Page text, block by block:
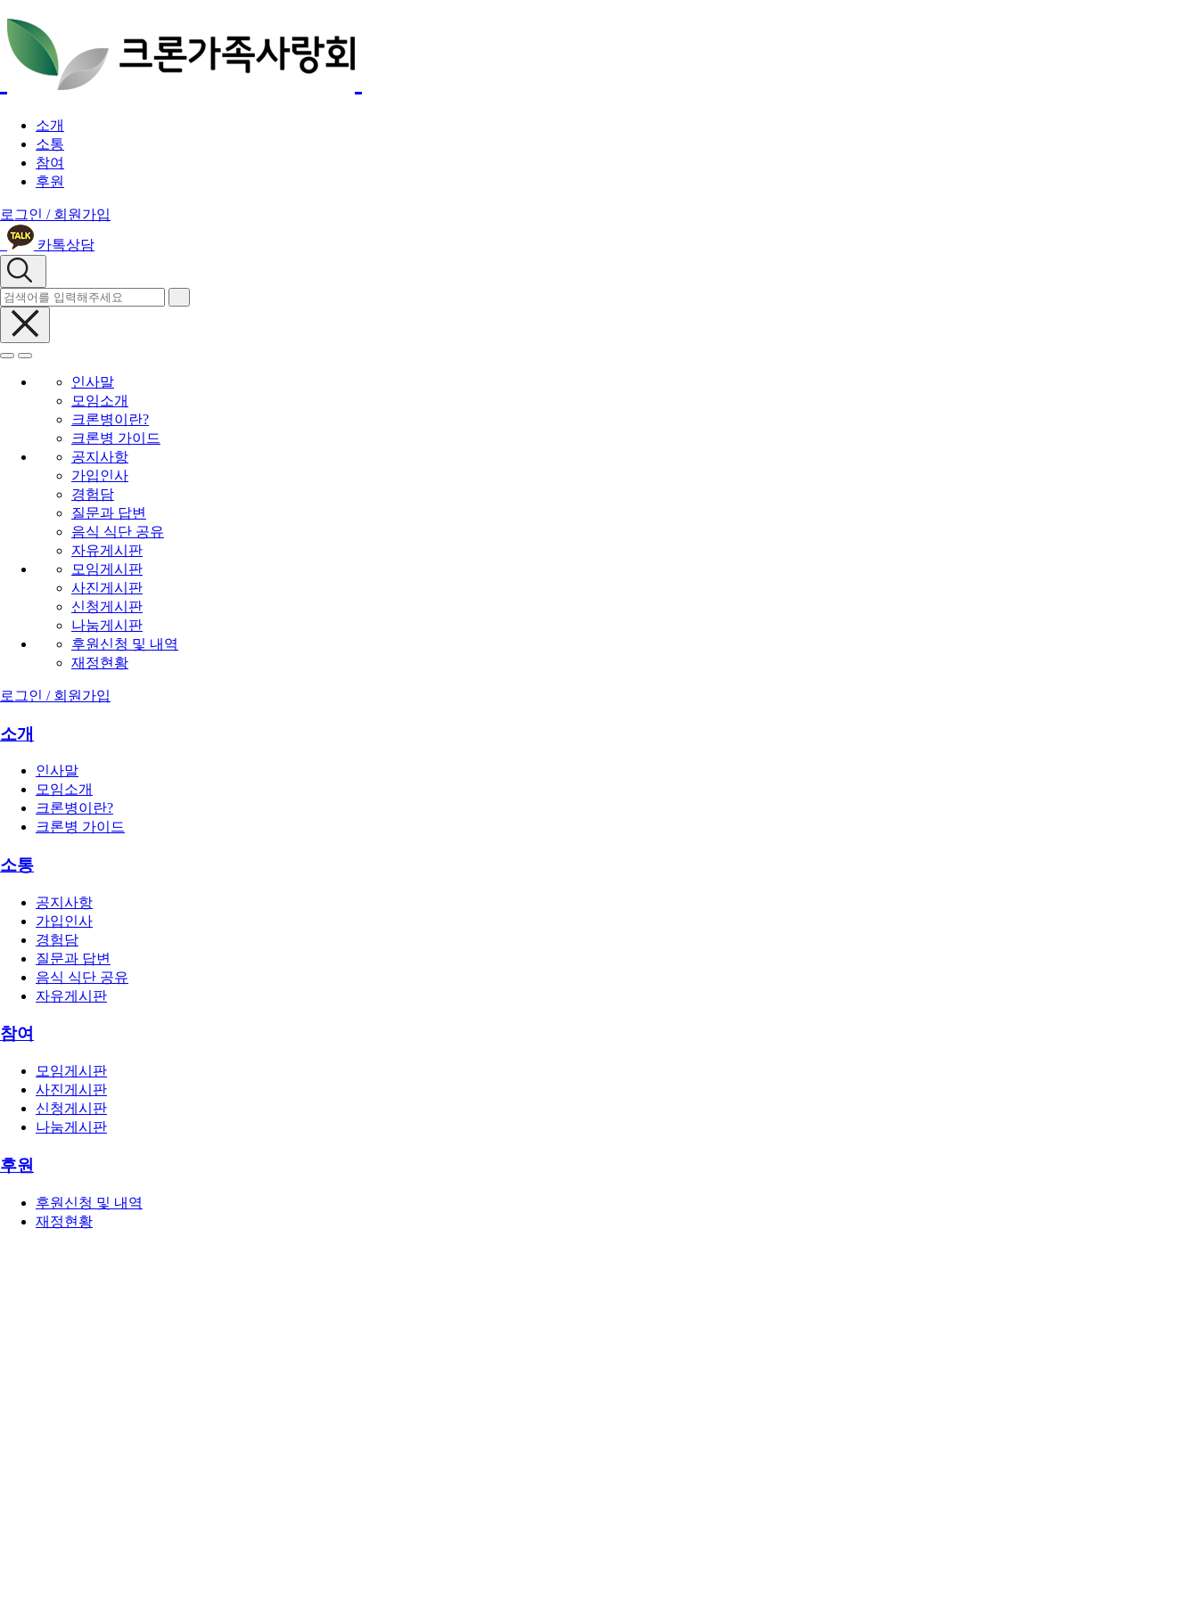
소개
소통
참여
후원
로그인 / 회원가입
카톡상담
인사말
모임소개
크론병이란?
크론병 가이드
공지사항
가입인사
경험담
질문과 답변
음식 식단 공유
자유게시판
모임게시판
사진게시판
신청게시판
나눔게시판
후원신청 및 내역
재정현황
로그인 / 회원가입
소개
인사말
모임소개
크론병이란?
크론병 가이드
소통
공지사항
가입인사
경험담
질문과 답변
음식 식단 공유
자유게시판
참여
모임게시판
사진게시판
신청게시판
나눔게시판
후원
후원신청 및 내역
재정현황